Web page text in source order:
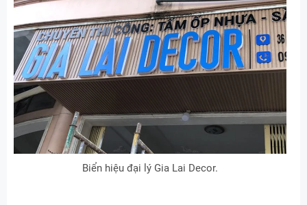
Biển hiệu đại lý Gia Lai Decor.